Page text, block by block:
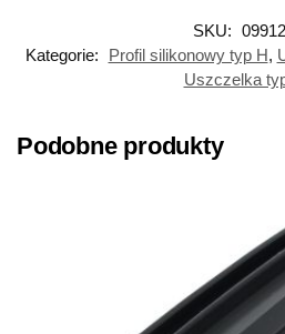
SKU:
Kategorie:
Profil silikonowy typ H,
Uszczelka
Podobne produkty